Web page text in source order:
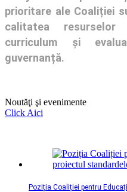
prioritare ale Coaliției
calitatea resurselor
curriculum și
guvernanță.
Noutăţi şi evenimente
Click Aici
Poziția Coaliției pentru